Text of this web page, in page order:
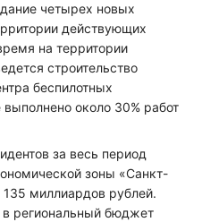
четырех новых
действующих
на территории
строительство
беспилотных
около 30% работ
за весь период
зоны «Санкт-
135 миллиардов рублей.
региональный бюджет